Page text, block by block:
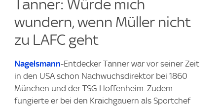
Tanner: Würde mich
wundern, wenn Müller nicht
zu LAFC geht
Nagelsmann-Entdecker Tanner war vor seiner Zeit
in den USA schon Nachwuchsdirektor bei 1860
München und der TSG Hoffenheim. Zudem
fungierte er bei den Kraichgauern als Sportchef